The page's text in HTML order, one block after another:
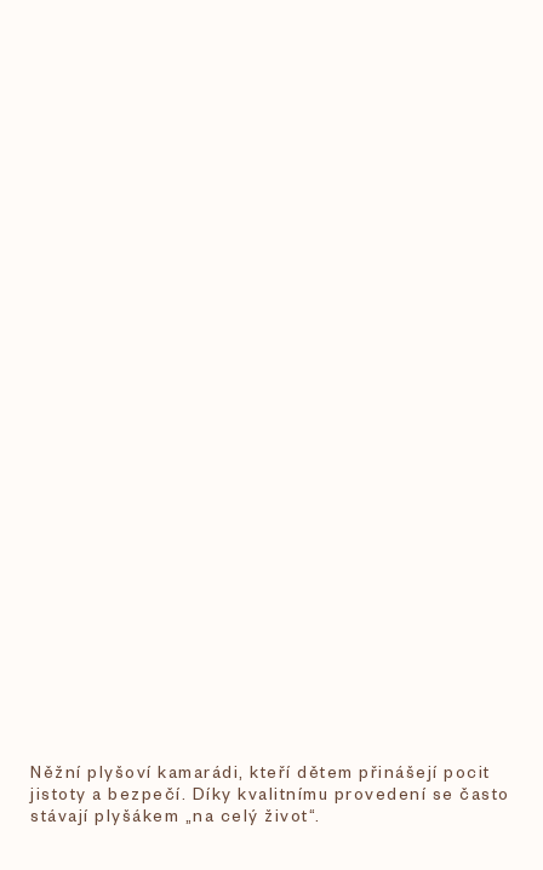
Něžní plyšoví kamarádi, kteří dětem přinášejí pocit
jistoty a bezpečí. Díky kvalitnímu provedení se často
stávají plyšákem „na celý život“.